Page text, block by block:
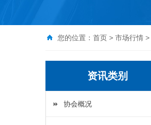
您的位置： 首页 > 市场行情 >
资讯类别
协会概况